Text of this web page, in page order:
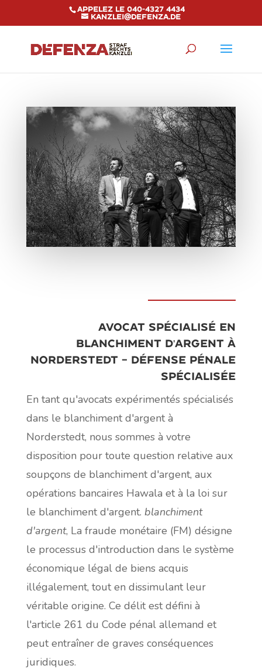
Appelez le 040-4327 4434
kanzlei@defenza.de
Avocat spécialisé en
blanchiment d'argent à
Norderstedt – Défense pénale
spécialisée
En tant qu'avocats expérimentés spécialisés
dans le blanchiment d'argent à
Norderstedt, nous sommes à votre
disposition pour toute question relative aux
soupçons de blanchiment d'argent, aux
opérations bancaires Hawala et à la loi sur
le blanchiment d'argent. blanchiment
d'argent, La fraude monétaire (FM) désigne
le processus d'introduction dans le système
économique légal de biens acquis
illégalement, tout en dissimulant leur
véritable origine. Ce délit est défini à
l'article 261 du Code pénal allemand et
peut entraîner de graves conséquences
juridiques.